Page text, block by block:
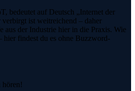
bedeutet auf Deutsch „Internet der
ist weitreichend – daher
aus der Industrie hier in die Praxis. Wie
hier findest du es ohne Buzzword-
hören!